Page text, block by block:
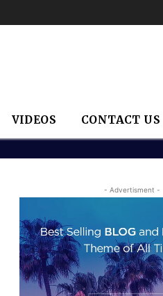
VIDEOS CONTACT US
- Advertisment -